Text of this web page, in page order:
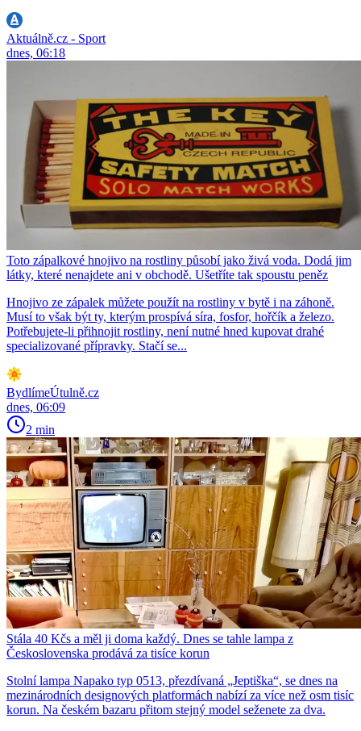
Aktuálně.cz - Sport
dnes, 06:18
Toto zápalkové hnojivo na rostliny působí jako živá voda. Dodá jim
látky, které nenajdete ani v obchodě. Ušetříte tak spoustu peněz
Hnojivo ze zápalek můžete použít na rostliny v bytě i na záhoně.
Musí to však být ty, kterým prospívá síra, fosfor, hořčík a železo.
Potřebujete-li přihnojit rostliny, není nutné hned kupovat drahé
specializované přípravky. Stačí se...
BydlímeÚtulně.cz
dnes, 06:09
2 min
Stála 40 Kčs a měl ji doma každý. Dnes se tahle lampa z
Československa prodává za tisíce korun
Stolní lampa Napako typ 0513, přezdívaná „Jeptiška“, se dnes na
mezinárodních designových platformách nabízí za více než osm tisíc
korun. Na českém bazaru přitom stejný model seženete za dva.